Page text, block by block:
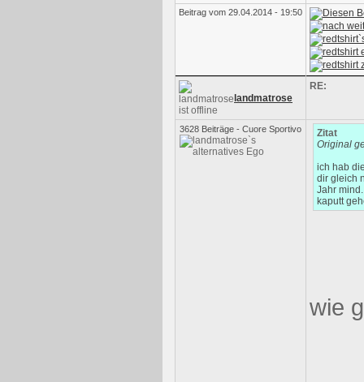
Beitrag vom 29.04.2014 - 19:50
landmatrose
RE:
3628 Beiträge - Cuore Sportivo
Zitat
Original
ich hab
dir gleich
Jahr
kaputt
wie